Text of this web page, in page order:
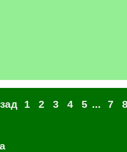
1 2 3 4 5 ... 7